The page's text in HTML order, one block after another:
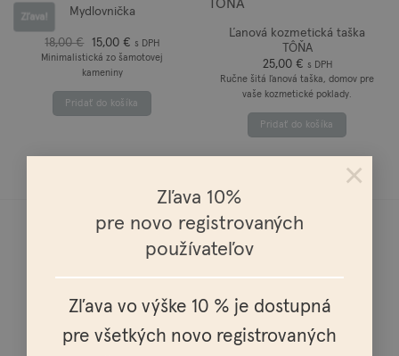
Zľava 10%
pre novo registrovaných
používateľov
Zľava vo výške 10 % je dostupná
pre všetkých novo registrovaných
×
Zľava! Mydlovnička
18,00€
Pôvodná
cena
bola:
18,00 €.
15,00 €Aktuálna
cena
je:
s DPH
Minimalistická zo šamotovej
kameniny
Pridať do košíka
Ľanová kozmetická taška
TÔŇA
25,00 € s DPH
Ručne šitá ľanová taška, domov pre
vaše kozmetické poklady.
Pridať do košíka
Doprava do celej Európy